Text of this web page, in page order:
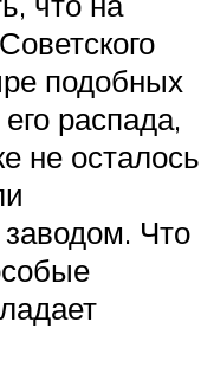
подобных
распада,
не осталось
заводом. Что